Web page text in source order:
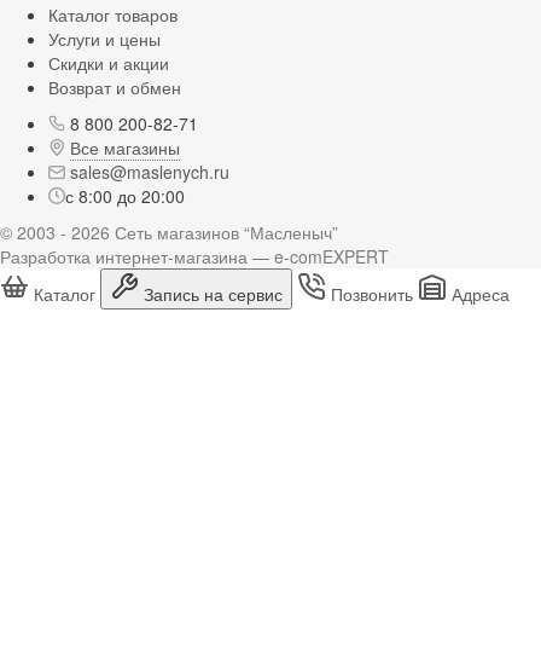
Каталог товаров
Услуги и цены
Скидки и акции
Возврат и обмен
8 800 200-82-71
Все магазины
sales@maslenych.ru
с 8:00 до 20:00
© 2003 - 2026 Сеть магазинов “Масленыч”
Разработка интернет-магазина — e-comEXPERT
Каталог
Запись на сервис Позвонить Адреса